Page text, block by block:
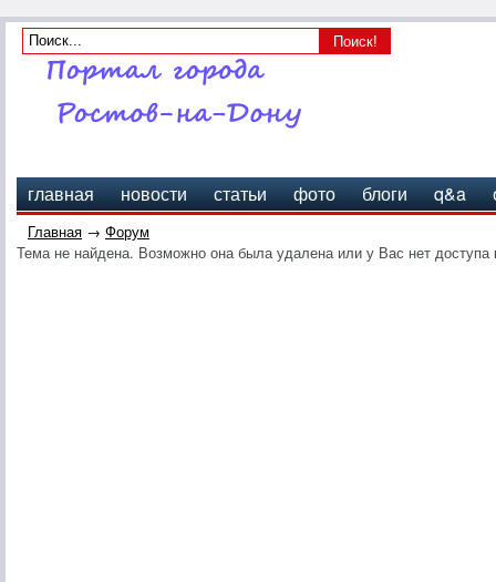
главная новости статьи фото блоги q&a
Главная → Форум
Тема не найдена. Возможно она была удалена или у Вас нет доступа